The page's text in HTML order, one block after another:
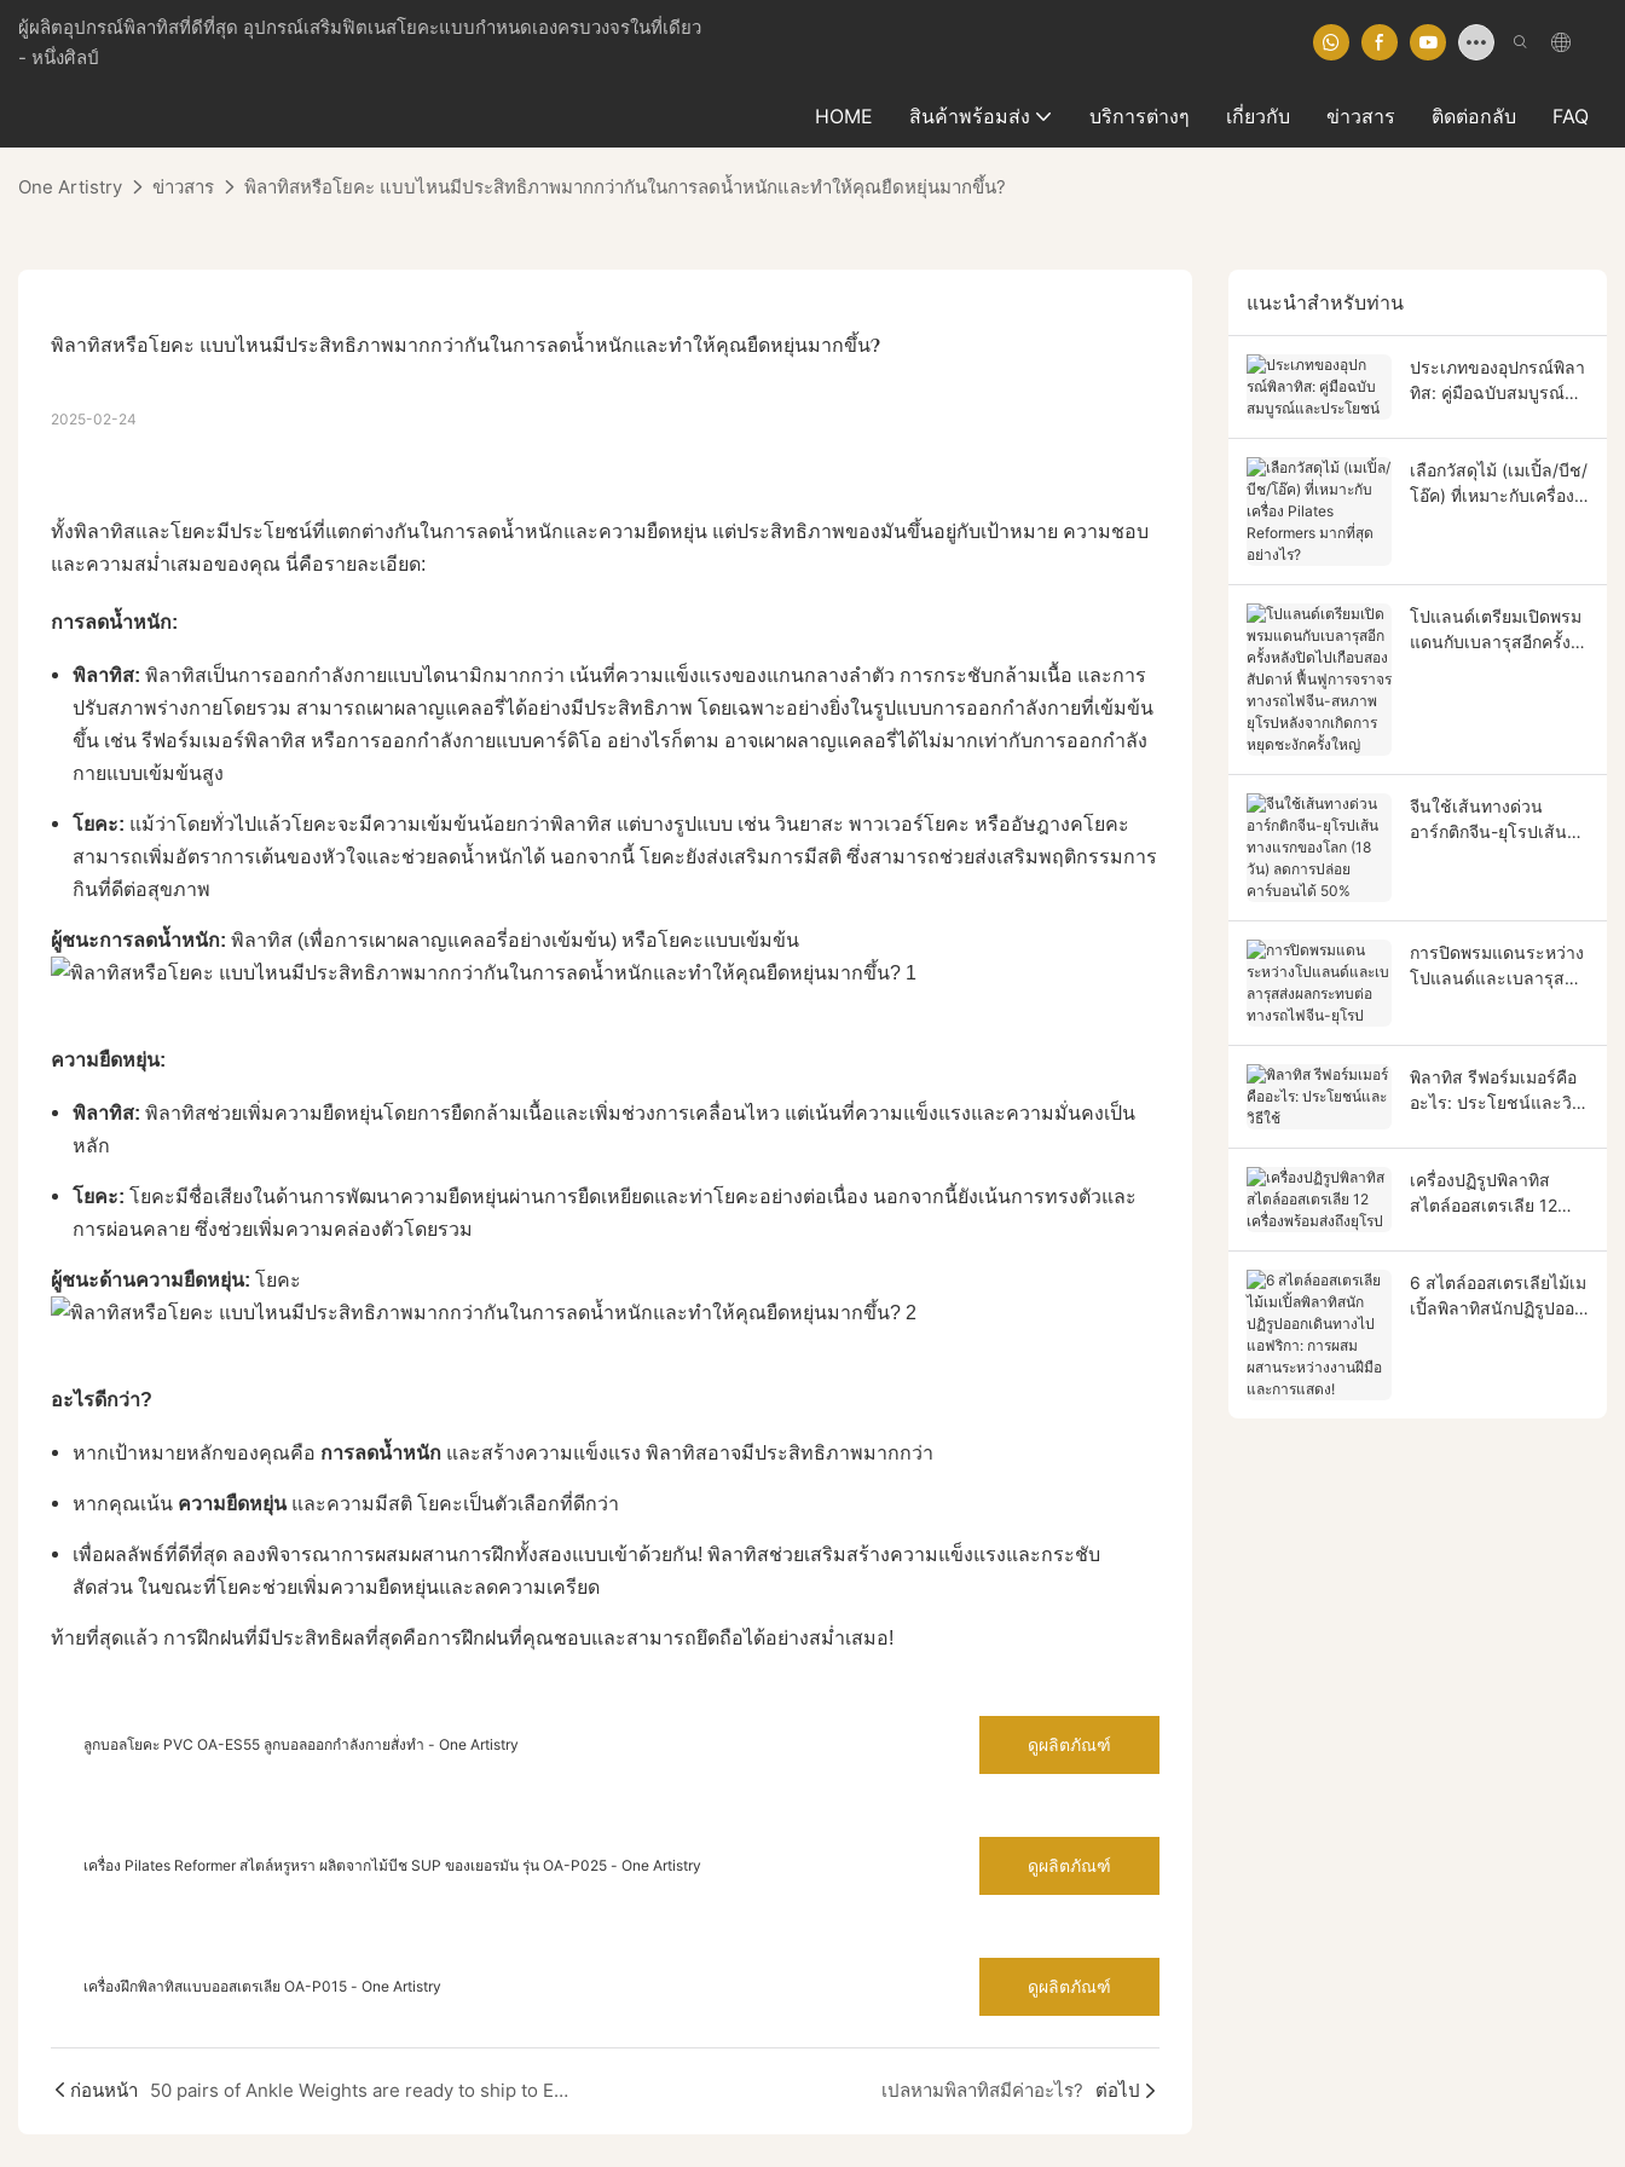
ผู้ผลิตอุปกรณ์พิลาทิสที่ดีที่สุด อุปกรณ์เสริมฟิตเนสโยคะแบบกำหนดเองครบวงจรในที่เดียว
- หนึ่งศิลป์
HOME สินค้าพร้อมส่ง บริการต่างๆ เกี่ยวกับ ข่าวสาร ติดต่อกลับ FAQ
One Artistry ข่าวสาร พิลาทิสหรือโยคะ แบบไหนมีประสิทธิภาพมากกว่ากันในการลดน้ำหนักและทำให้คุณยืดหยุ่นมากขึ้น?
พิลาทิสหรือโยคะ แบบไหนมีประสิทธิภาพมากกว่ากันในการลดน้ำหนักและทำให้คุณยืดหยุ่นมากขึ้น?
2025-02-24
ทั้งพิลาทิสและโยคะมีประโยชน์ที่แตกต่างกันในการลดน้ำหนักและความยืดหยุ่น แต่ประสิทธิภาพของมันขึ้นอยู่กับเป้าหมาย ความชอบ
และความสม่ำเสมอของคุณ นี่คือรายละเอียด:
การลดน้ำหนัก:
พิลาทิส: พิลาทิสเป็นการออกกำลังกายแบบไดนามิกมากกว่า เน้นที่ความแข็งแรงของแกนกลางลำตัว การกระชับกล้ามเนื้อ และการ
ปรับสภาพร่างกายโดยรวม สามารถเผาผลาญแคลอรี่ได้อย่างมีประสิทธิภาพ โดยเฉพาะอย่างยิ่งในรูปแบบการออกกำลังกายที่เข้มข้น
ขึ้น เช่น รีฟอร์มเมอร์พิลาทิสหรือการออกกำลังกายแบบคาร์ดิโอ อย่างไรก็ตาม อาจเผาผลาญแคลอรี่ได้ไม่มากเท่ากับการออกกำลัง
กายแบบเข้มข้นสูง
โยคะ: แม้ว่าโดยทั่วไปแล้วโยคะจะมีความเข้มข้นน้อยกว่าพิลาทิส แต่บางรูปแบบ เช่น วินยาสะ พาวเวอร์โยคะ หรืออัษฎางคโยคะ
สามารถเพิ่มอัตราการเต้นของหัวใจและช่วยลดน้ำหนักได้ นอกจากนี้ โยคะยังส่งเสริมการมีสติ ซึ่งสามารถช่วยส่งเสริมพฤติกรรมการ
กินที่ดีต่อสุขภาพ
ผู้ชนะการลดน้ำหนัก: พิลาทิส (เพื่อการเผาผลาญแคลอรี่อย่างเข้มข้น) หรือโยคะแบบเข้มข้น
ความยืดหยุ่น:
พิลาทิส: พิลาทิสช่วยเพิ่มความยืดหยุ่นโดยการยืดกล้ามเนื้อและเพิ่มช่วงการเคลื่อนไหว แต่เน้นที่ความแข็งแรงและความมั่นคงเป็น
หลัก
โยคะ: โยคะมีชื่อเสียงในด้านการพัฒนาความยืดหยุ่นผ่านการยืดเหยียดและท่าโยคะอย่างต่อเนื่อง นอกจากนี้ยังเน้นการทรงตัวและ
การผ่อนคลาย ซึ่งช่วยเพิ่มความคล่องตัวโดยรวม
ผู้ชนะด้านความยืดหยุ่น: โยคะ
อะไรดีกว่า?
หากเป้าหมายหลักของคุณคือ การลดน้ำหนัก และสร้างความแข็งแรง พิลาทิสอาจมีประสิทธิภาพมากกว่า
หากคุณเน้น ความยืดหยุ่นและความมีสติ โยคะเป็นตัวเลือกที่ดีกว่า
เพื่อผลลัพธ์ที่ดีที่สุด ลองพิจารณาการผสมผสานการฝึกทั้งสองแบบเข้าด้วยกัน! พิลาทิสช่วยเสริมสร้างความแข็งแรงและกระชับ
สัดส่วน ในขณะที่โยคะช่วยเพิ่มความยืดหยุ่นและลดความเครียด
ท้ายที่สุดแล้ว การฝึกฝนที่มีประสิทธิผลที่สุดคือการฝึกฝนที่คุณชอบและสามารถยึดถือได้อย่างสม่ำเสมอ!
ลูกบอลโยคะ PVC OA-ES55 ลูกบอลออกกำลังกายสั่งทำ - One Artistry ดูผลิตภัณฑ์
เครื่อง Pilates Reformer สไตล์หรูหรา ผลิตจากไม้บีช SUP ของเยอรมัน รุ่น OA-P025 - One Artistry ดูผลิตภัณฑ์
เครื่องฝึกพิลาทิสแบบออสเตรเลีย OA-P015 - One Artistry ดูผลิตภัณฑ์
ก่อนหน้า 50 pairs of Ankle Weights are ready to ship to Europe เปลหามพิลาทิสมีค่าอะไร? ต่อไป
แนะนำสำหรับท่าน
ประเภทของอุปกรณ์พิลา
ทิส: คู่มือฉบับสมบูรณ์
เลือกวัสดุไม้ (เมเปิ้ล/บีช/
โอ๊ค) ที่เหมาะกับเครื่อง
โปแลนด์เตรียมเปิดพรม
แดนกับเบลารุสอีกครั้ง
จีนใช้เส้นทางด่วน
อาร์กติกจีน-ยุโรปเส้น
การปิดพรมแดนระหว่าง
โปแลนด์และเบลารุสส่ง
พิลาทิส รีฟอร์มเมอร์คือ
อะไร: ประโยชน์และวิธี
เครื่องปฏิรูปพิลาทิส
สไตล์ออสเตรเลีย 12
6 สไตล์ออสเตรเลียไม้เม
เปิ้ลพิลาทิสนักปฏิรูปออก